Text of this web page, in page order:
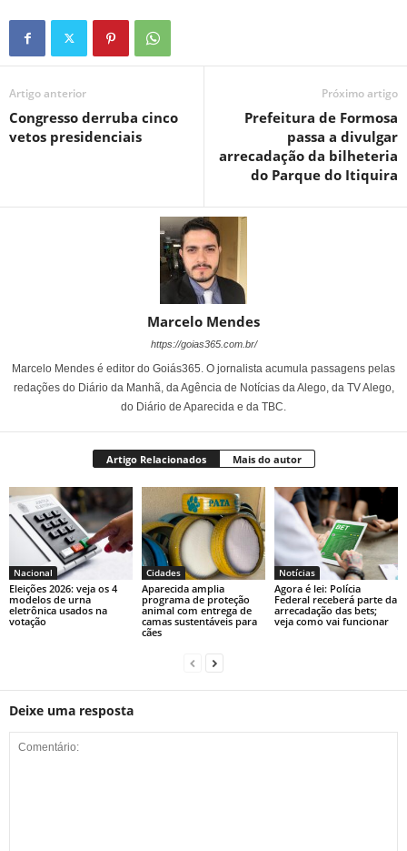
Artigo anterior
Congresso derruba cinco
vetos presidenciais
Próximo artigo
Prefeitura de Formosa
passa a divulgar
arrecadação da bilheteria
do Parque do Itiquira
Marcelo Mendes
https://goias365.com.br/
Marcelo Mendes é editor do Goiás365. O jornalista acumula passagens pelas
redações do Diário da Manhã, da Agência de Notícias da Alego, da TV Alego,
do Diário de Aparecida e da TBC.
Artigo Relacionados Mais do autor
Nacional
Eleições 2026: veja os 4
modelos de urna
eletrônica usados na
votação
Cidades
Aparecida amplia
programa de proteção
animal com entrega de
camas sustentáveis para
cães
Notícias
Agora é lei: Polícia
Federal receberá parte da
arrecadação das bets;
veja como vai funcionar
Deixe uma resposta